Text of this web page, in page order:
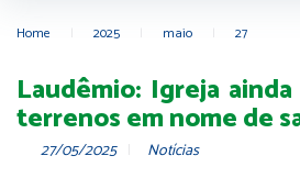
Home 2025 maio 27
Laudêmio: Igreja
terrenos em nome de
27/05/2025 Notícias